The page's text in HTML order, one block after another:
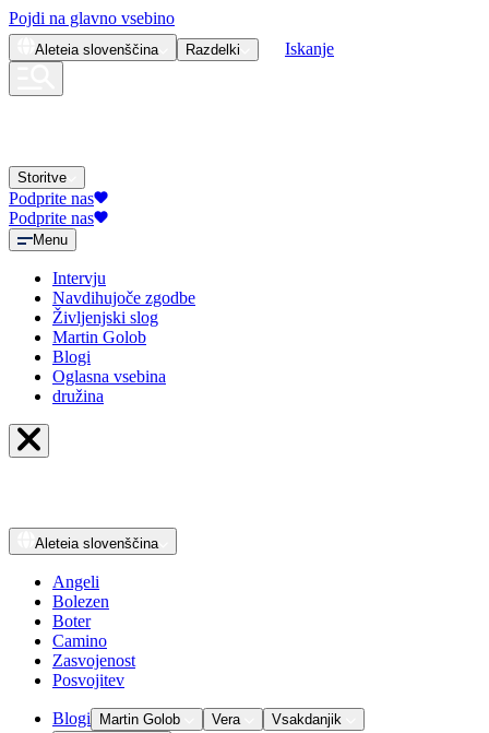
Pojdi na glavno vsebino
Aleteia slovenščina Razdelki Iskanje
Storitve
Podprite nas
Podprite nas
Menu
Intervju
Navdihujoče zgodbe
Življenjski slog
Martin Golob
Blogi
Oglasna vsebina
družina
Aleteia slovenščina
Angeli
Bolezen
Boter
Camino
Zasvojenost
Posvojitev
Blogi Martin Golob Vera
Vsakdanjik